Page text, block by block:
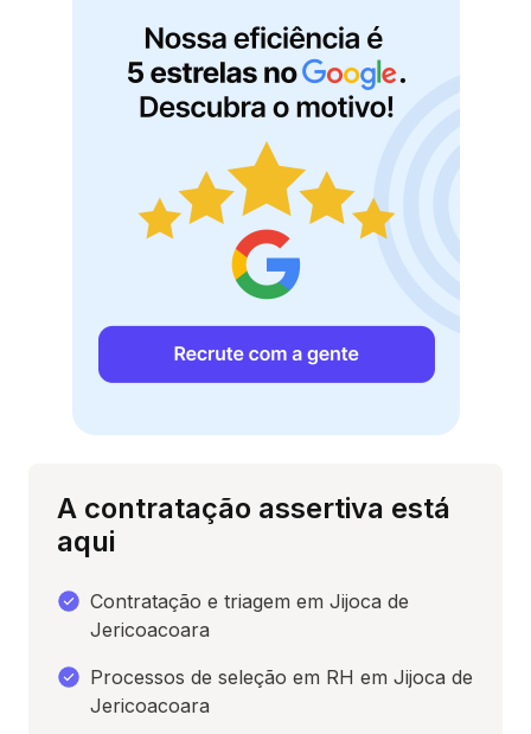
A contratação assertiva está
aqui
Contratação e triagem em Jijoca de
Jericoacoara
Processos de seleção em RH em Jijoca de
Jericoacoara